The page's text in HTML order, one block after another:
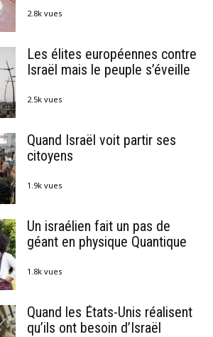
2.8k vues
Les élites européennes contre
Israël mais le peuple s’éveille
2.5k vues
Quand Israël voit partir ses
citoyens
1.9k vues
Un israélien fait un pas de
géant en physique Quantique
1.8k vues
Quand les États-Unis réalisent
qu’ils ont besoin d’Israël